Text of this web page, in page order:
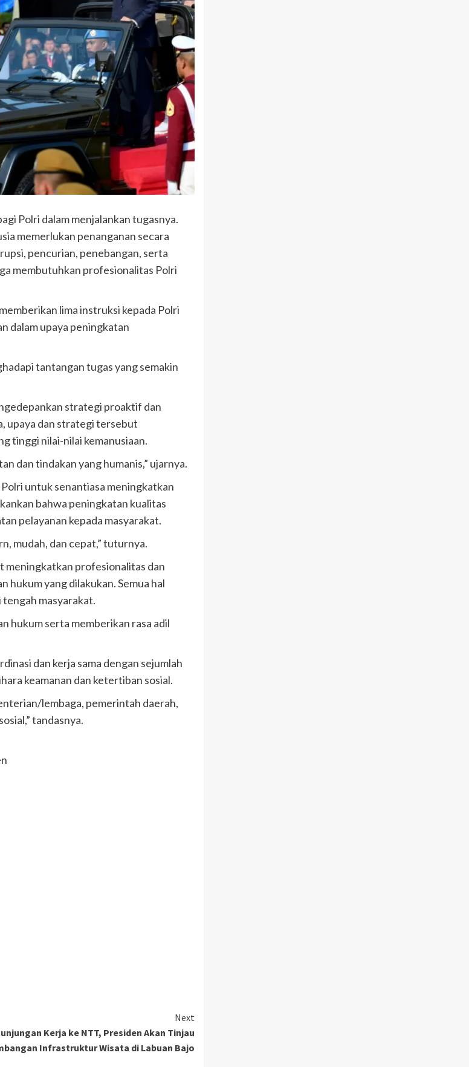
Polri dalam menjalankan tugasnya.
memerlukan penanganan secara
pencurian, penebangan, serta
membutuhkan profesionalitas Polri
lima instruksi kepada Polri
dalam upaya peningkatan
tantangan tugas yang semakin
strategi proaktif dan
upaya dan strategi tersebut
tinggi nilai-nilai kemanusiaan.
dan tindakan yang humanis,” ujarnya.
untuk senantiasa meningkatkan
bahwa peningkatan kualitas
pelayanan kepada masyarakat.
mudah, dan cepat,” tuturnya.
meningkatkan profesionalitas dan
hukum yang dilakukan. Semua hal
masyarakat.
hukum serta memberikan rasa adil
dan kerja sama dengan sejumlah
keamanan dan ketertiban sosial.
lembaga, pemerintah daerah,
tandasnya.
Next
Kerja ke NTT, Presiden Akan Tinjau
Infrastruktur Wisata di Labuan Bajo